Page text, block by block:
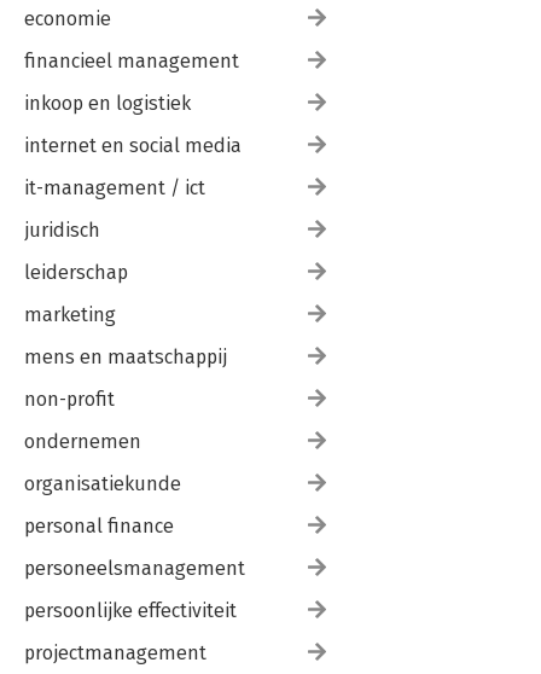
economie
financieel management
inkoop en logistiek
internet en social media
it-management / ict
juridisch
leiderschap
marketing
mens en maatschappij
non-profit
ondernemen
organisatiekunde
personal finance
personeelsmanagement
persoonlijke effectiviteit
projectmanagement